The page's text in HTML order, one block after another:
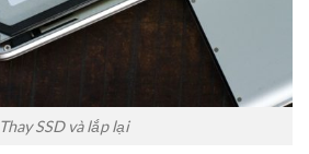
Thay SSD và lắp lại